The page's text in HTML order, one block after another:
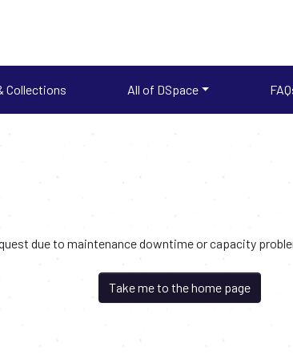
Collections All of DSpace
due to maintenance downtime or capacity
Take me to the home page